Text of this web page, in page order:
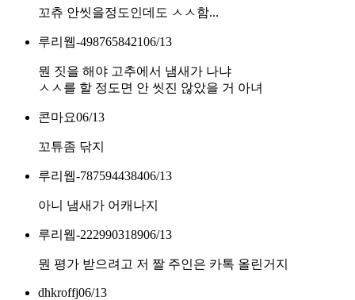
꼬츄 안씻을정도인데도 ㅅㅅ함...
루리웹-498765842106/13
뭔 짓을 해야 고추에서 냄새가 나냐
ㅅㅅ를 할 정도면 안 씻진 않았을 거 아녀
콘마요06/13
꼬튜좀 닦지
루리웹-787594438406/13
아니 냄새가 어캐나지
루리웹-222990318906/13
뭔 평가 받으려고 저 짤 주인은 카톡 올린거지
dhkroffj06/13